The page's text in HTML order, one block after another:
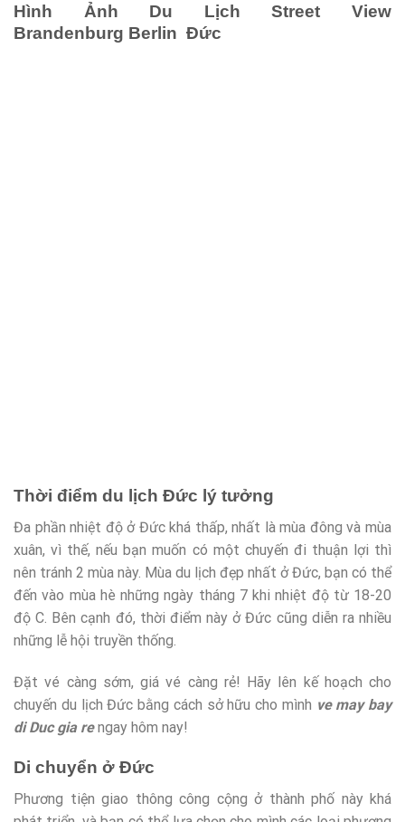
Hình Ảnh Du Lịch Street View
Brandenburg Berlin Đức
Thời điểm du lịch Đức lý tưởng
Đa phần nhiệt độ ở Đức khá thấp, nhất là mùa đông và mùa
xuân, vì thế, nếu bạn muốn có một chuyến đi thuận lợi thì
nên tránh 2 mùa này. Mùa du lịch đẹp nhất ở Đức, bạn có thể
đến vào mùa hè những ngày tháng 7 khi nhiệt độ từ 18-20
độ C. Bên cạnh đó, thời điểm này ở Đức cũng diễn ra nhiều
những lễ hội truyền thống.
Đặt vé càng sớm, giá vé càng rẻ! Hãy lên kế hoạch cho
chuyến du lịch Đức bằng cách sở hữu cho mình ve may bay
di Duc gia rengay hôm nay!
Di chuyển ở Đức
Phương tiện giao thông công cộng ở thành phố này khá